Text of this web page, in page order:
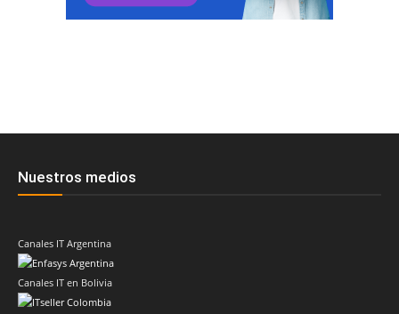
Nuestros medios
Canales IT Argentina
Canales IT en Bolivia